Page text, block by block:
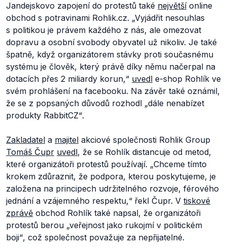
Jandejskovo zapojení do protestů také největšíonline
obchod s potravinami Rohlik.cz. „Vyjádřit nesouhlas
s politikou je právem každého z nás, ale omezovat
dopravu a osobní svobody obyvatel už nikoliv. Je také
špatně, když organizátorem stávky proti současnému
systému je člověk, který právě díky němu načerpal na
dotacích přes 2 miliardy korun,“ uvedl e-shop Rohlík ve
svém prohlášení na facebooku. Na závěr také oznámil,
že se z popsaných důvodů rozhodl „dále nenabízet
produkty RabbitCZ“.
Zakladatel a majitel akciové společnosti Rohlik Group
Tomáš Čupr uvedl, že se Rohlík distancuje od metod,
které organizátoři protestů používají. „Chceme tímto
krokem zdůraznit, že podpora, kterou poskytujeme, je
založena na principech udržitelného rozvoje, férového
jednání a vzájemného respektu,“ řekl Čupr. V tiskové
zprávě obchod Rohlík také napsal, že organizátoři
protestů berou „veřejnost jako rukojmí v politickém
boji“, což společnost považuje za nepřijatelné.